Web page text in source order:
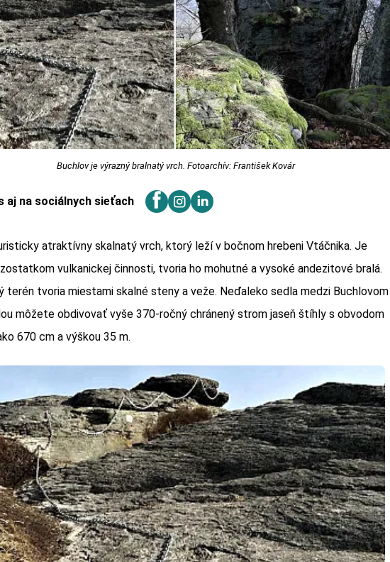
Buchlov je výrazný bralnatý vrch. Fotoarchív: František Kovár
aj na sociálnych sieťach
atraktívny skalnatý vrch, ktorý leží v bočnom hrebeni Vtáčnika. Je
vulkanickej činnosti, tvoria ho mohutné a vysoké andezitové bralá.
terén tvoria miestami skalné steny a veže. Neďaleko sedla medzi Buchlovom
môžete obdivovať vyše 370-ročný chránený strom jaseň štíhly s obvodom
670 cm a výškou 35 m.